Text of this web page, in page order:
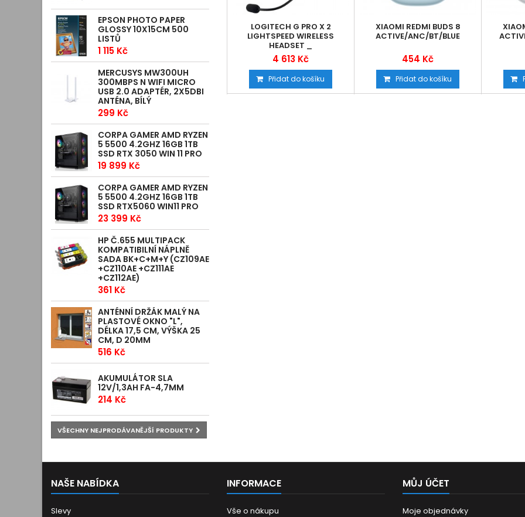
EPSON PHOTO PAPER
GLOSSY 10X15CM 500
LISTŮ
1 115 Kč
MERCUSYS MW300UH
300MBPS N WIFI MICRO
USB 2.0 ADAPTÉR, 2X5DBI
ANTÉNA, BÍLÝ
299 Kč
CORPA GAMER AMD RYZEN
5 5500 4.2GHZ 16GB 1TB
SSD RTX 3050 WIN 11 PRO
19 899 Kč
CORPA GAMER AMD RYZEN
5 5500 4.2GHZ 16GB 1TB
SSD RTX5060 WIN11 PRO
23 399 Kč
HP Č.655 MULTIPACK
KOMPATIBILNÍ NÁPLNĚ
SADA BK+C+M+Y (CZ109AE
+CZ110AE +CZ111AE
+CZ112AE)
361 Kč
ANTÉNNÍ DRŽÁK MALÝ NA
PLASTOVÉ OKNO "L",
DÉLKA 17,5 CM, VÝŠKA 25
CM, D 20MM
516 Kč
AKUMULÁTOR SLA
12V/1,3AH FA-4,7MM
214 Kč
VŠECHNY NEJPRODÁVANĚJŠÍ PRODUKTY
LOGITECH G PRO X 2
LIGHTSPEED WIRELESS
HEADSET _
4 613 Kč
Přidat do košíku
XIAOMI REDMI BUDS 8
ACTIVE/ANC/BT/BLUE
454 Kč
Přidat do košíku
NAŠE NABÍDKA
Slevy
INFORMACE
Vše o nákupu
MŮJ ÚČET
Moje objednávky